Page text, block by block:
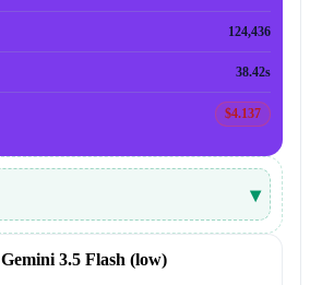
124,436
38.42s
$4.137
▾
Gemini 3.5 Flash (low)